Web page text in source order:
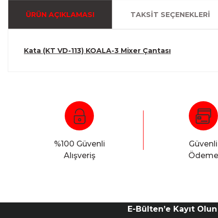
ÜRÜN AÇIKLAMASI TAKSIT SEÇENEKLERI
Kata (KT VD-113) KOALA-3 Mixer Çantası
%100 Güvenli
Alışveriş
Güvenli
Ödeme
E-Bülten’e Kayıt Olun